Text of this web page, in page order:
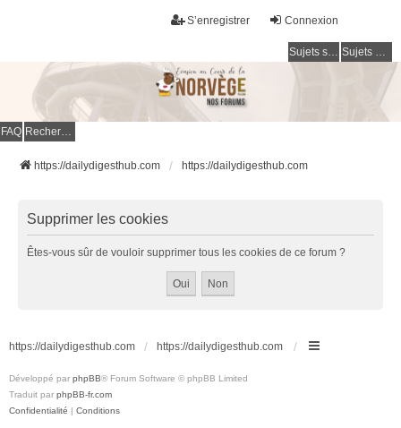
Connexion
S’enregistrer
Sujets sans réponse Sujets actifs
FAQ Rechercher
https://dailydigesthub.com https://dailydigesthub.com
Supprimer les cookies
Êtes-vous sûr de vouloir supprimer tous les cookies de ce forum ?
https://dailydigesthub.com https://dailydigesthub.com
Développé par phpBB® Forum Software © phpBB Limited
Traduit par phpBB-fr.com
Confidentialité | Conditions